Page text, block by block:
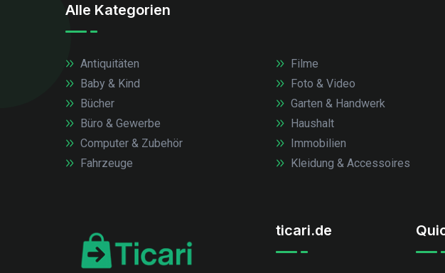
Alle Kategorien
Antiquitäten
Baby & Kind
Bücher
Büro & Gewerbe
Computer & Zubehör
Fahrzeuge
Filme
Foto & Video
Garten & Handwerk
Haushalt
Immobilien
Kleidung & Accessoires
ticari.de